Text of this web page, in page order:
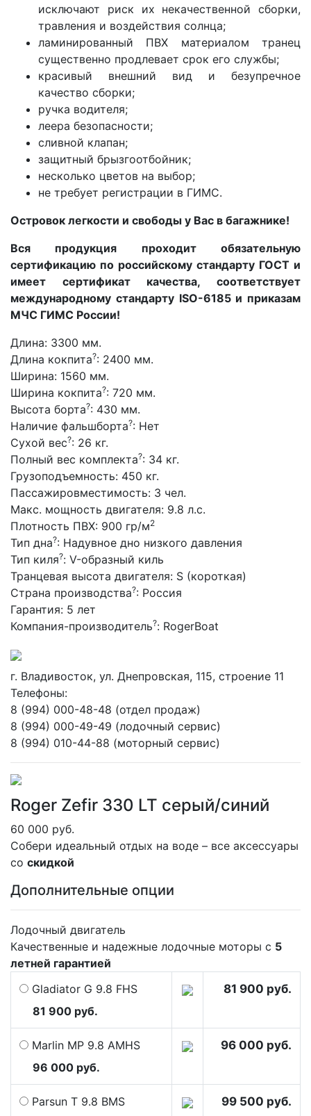
исключают риск их некачественной сборки,
травления и воздействия солнца;
ламинированный ПВХ материалом транец
существенно продлевает срок его службы;
красивый внешний вид и безупречное
качество сборки;
ручка водителя;
леера безопасности;
сливной клапан;
защитный брызгоотбойник;
несколько цветов на выбор;
не требует регистрации в ГИМС.
Островок легкости и свободы у Вас в багажнике!
Вся продукция проходит обязательную
сертификацию по российскому стандарту ГОСТ и
имеет сертификат качества, соответствует
международному стандарту ISO-6185 и приказам
МЧС ГИМС России!
Длина: 3300 мм.
Длина кокпита?: 2400 мм.
Ширина: 1560 мм.
Ширина кокпита?: 720 мм.
Высота борта?: 430 мм.
Наличие фальшборта?: Нет
Сухой вес?: 26 кг.
Полный вес комплекта?: 34 кг.
Грузоподъемность: 450 кг.
Пассажировместимость: 3 чел.
Макс. мощность двигателя: 9.8 л.с.
Плотность ПВХ: 900 гр/м2
Тип дна?: Надувное дно низкого давления
Тип киля?: V-образный киль
Транцевая высота двигателя: S (короткая)
Страна производства?: Россия
Гарантия: 5 лет
Компания-производитель?: RogerBoat
г. Владивосток, ул. Днепровская, 115, строение 11
Телефоны:
8 (994) 000-48-48 (отдел продаж)
8 (994) 000-49-49 (лодочный сервис)
8 (994) 010-44-88 (моторный сервис)
Roger Zefir 330 LT серый/синий
60 000 руб.
Собери идеальный отдых на воде – все аксессуары
со скидкой
Дополнительные опции
Лодочный двигатель
Качественные и надежные лодочные моторы с 5
летней гарантией
Gladiator G 9.8 FHS
81 900 руб.
81 900 руб.
Marlin MP 9.8 AMHS
96 000 руб.
96 000 руб.
Parsun T 9.8 BMS
99 500 руб.